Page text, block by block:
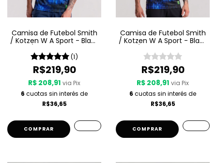
Camisa de Futebol Smith
/ Kotzen W A Sport - Black
(1)
R$219,90
R$ 208,91 via Pix
6 cuotas sin interés de
R$36,65
COMPRAR
Camisa de Futebol Smith
/ Kotzen W A Sport - Black
R$219,90
R$ 208,91 via Pix
6 cuotas sin interés de
R$36,65
COMPRAR